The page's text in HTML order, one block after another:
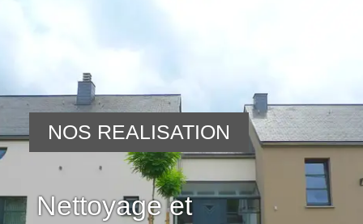
Nettoyage et
NOS REALISATION